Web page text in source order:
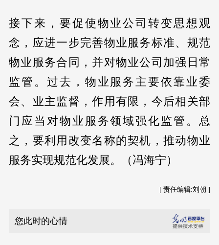
接下来，要促使物业公司转变思想观
念，应进一步完善物业服务标准、规范
物业服务合同，并对物业公司加强日常
监管。过去，物业服务主要依靠业委
会、业主监督，作用有限，今后相关部
门应当对物业服务领域强化监管。总
之，要利用改变名称的契机，推动物业
服务实现规范化发展。（冯海宁）
[ 责任编辑:刘朝 ]
您此时的心情